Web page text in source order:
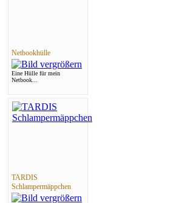
Netbookhülle
Eine Hülle für mein
Netbook...
TARDIS
Schlampermäppchen